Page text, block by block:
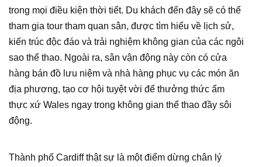
trong mọi điều kiện thời tiết. Du khách đến đây sẽ có thể
tham gia tour tham quan sân, được tìm hiểu về lịch sử,
kiến trúc độc đáo và trải nghiệm không gian của các ngôi
sao thể thao. Ngoài ra, sân vận động này còn có cửa
hàng bán đồ lưu niệm và nhà hàng phục vụ các món ăn
địa phương, tạo cơ hội tuyệt vời để thưởng thức ẩm
thực xứ Wales ngay trong không gian thể thao đầy sôi
động.
Thành phố Cardiff thật sự là một điểm dừng chân lý